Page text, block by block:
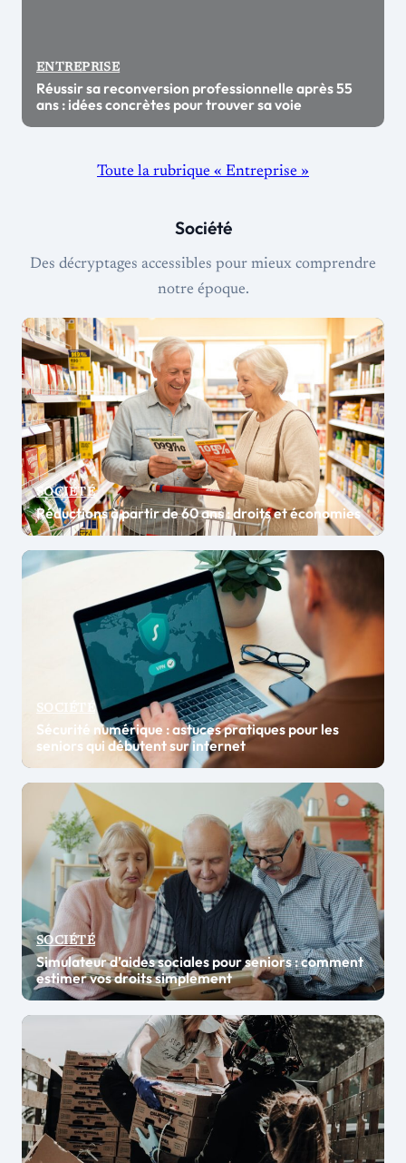
ENTREPRISE
Réussir sa reconversion professionnelle après 55
ans : idées concrètes pour trouver sa voie
Toute la rubrique « Entreprise »
Société
Des décryptages accessibles pour mieux comprendre
notre époque.
SOCIÉTÉ
Réductions à partir de 60 ans : droits et économies
SOCIÉTÉ
Sécurité numérique : astuces pratiques pour les
seniors qui débutent sur internet
SOCIÉTÉ
Simulateur d’aides sociales pour seniors : comment
estimer vos droits simplement